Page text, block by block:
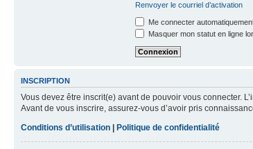
Renvoyer le courriel d’activation
Me connecter
Masquer mon statut en ligne
INSCRIPTION
Vous devez être inscrit(e) avant de pouvoir vous connecter.
Avant de vous inscrire, assurez-vous d’avoir pris
Conditions d’utilisation | Politique de confidentialité